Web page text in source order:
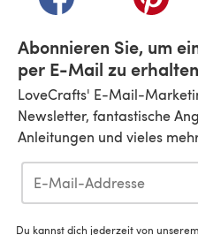
Abonnieren Sie, um
per E-Mail zu
LoveCrafts' E-Mail-
Newsletter, fantastische
Anleitungen und vieles
Du kannst dich jederzeit von